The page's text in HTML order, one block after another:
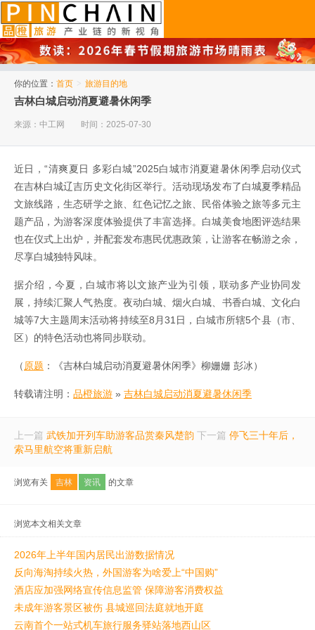
你的位置： 首页 > 旅游目的地
吉林白城启动消夏避暑休闲季
来源：中工网 时间：2025-07-30
近日，“清爽夏日 多彩白城”2025白城市消夏避暑休闲季启动仪式
在吉林白城辽吉历史文化街区举行。活动现场发布了白城夏季精品
文旅线路，生态研学之旅、红色记忆之旅、民俗体验之旅等多元主
题产品，为游客深度体验提供了丰富选择。白城美食地图评选结果
也在仪式上出炉，并配套发布惠民优惠政策，让游客在畅游之余，
尽享白城独特风味。
据介绍，今夏，白城市将以文旅产业为引领，联动多产业协同发
展，持续汇聚人气热度。夜动白城、烟火白城、书香白城、文化白
城等7大主题周末活动将持续至8月31日，白城市所辖5个县（市、
区）的特色活动也将同步联动。
（原题 ：《吉林白城启动消夏避暑休闲季》柳姗姗 彭冰）
转载请注明： 品橙旅游 » 吉林白城启动消夏避暑休闲季
上一篇 武铁加开列车助游客品赏秦风楚韵 下一篇 停飞三十年后，
索马里航空将重新启航
浏览有关 吉林 资讯 的文章
浏览本文相关文章
2026年上半年国内居民出游数据情况
反向海淘持续火热，外国游客为啥爱上“中国购”
酒店应加强网络宣传信息监管 保障游客消费权益
未成年游客景区被伤 县城巡回法庭就地开庭
云南首个一站式机车旅行服务驿站落地西山区